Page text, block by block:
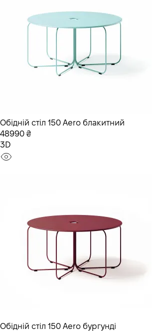
Обідній стіл 150 Aero блакитний
48990 ₴
3D
Обідній стіл 150 Aero бургунді